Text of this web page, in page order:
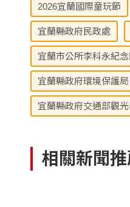
2026宜蘭國際童玩節
宜蘭縣政府民政處
宜蘭市公所李科永紀
宜蘭縣政府環境保護局
宜蘭縣政府交通部觀
相關新聞